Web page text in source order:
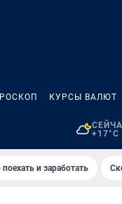
КУРСЫ ВАЛЮТ
+17°C
и заработать